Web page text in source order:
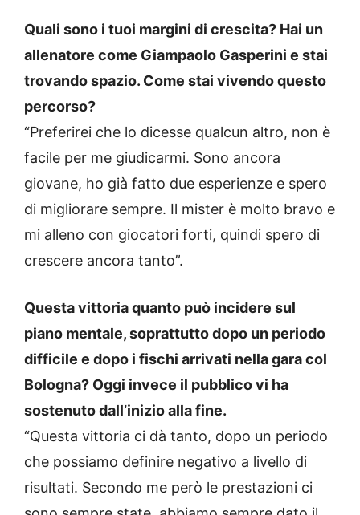
Quali sono i tuoi margini di crescita? Hai un
allenatore come Giampaolo Gasperini e stai
trovando spazio. Come stai vivendo questo
percorso?
“Preferirei che lo dicesse qualcun altro, non è
facile per me giudicarmi. Sono ancora
giovane, ho già fatto due esperienze e spero
di migliorare sempre. Il mister è molto bravo e
mi alleno con giocatori forti, quindi spero di
crescere ancora tanto”.
Questa vittoria quanto può incidere sul
piano mentale, soprattutto dopo un periodo
difficile e dopo i fischi arrivati nella gara col
Bologna? Oggi invece il pubblico vi ha
sostenuto dall’inizio alla fine.
“Questa vittoria ci dà tanto, dopo un periodo
che possiamo definire negativo a livello di
risultati. Secondo me però le prestazioni ci